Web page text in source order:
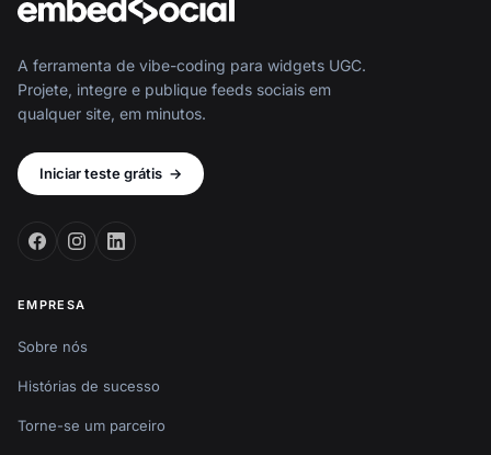
A ferramenta de vibe-coding para widgets UGC.
Projete, integre e publique feeds sociais em
qualquer site, em minutos.
Iniciar teste grátis →
EMPRESA
Sobre nós
Histórias de sucesso
Torne-se um parceiro